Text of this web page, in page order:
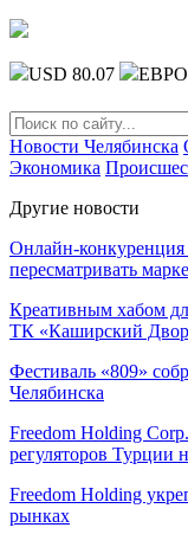
USD 80.07 ЕВРО
Новости Челябинска
Экономика
Другие новости
Онлайн-конкуренция
пересматривать
Креативным хабом
ТК «Каширский
Фестиваль «809»
Челябинска
Freedom Holding
регуляторов Турции
Freedom Holding
рынках